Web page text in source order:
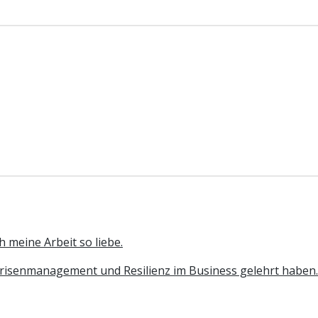
meine Arbeit so liebe.
und Resilienz im Business gelehrt